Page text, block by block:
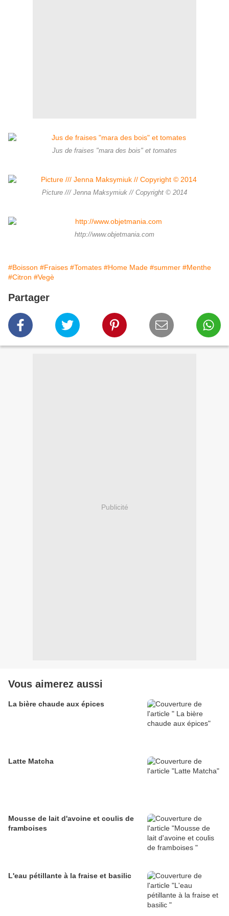
Jus de fraises "mara des bois" et tomates
Picture /// Jenna Maksymiuk // Copyright © 2014
http://www.objetmania.com
#Boisson #Fraises #Tomates #Home Made #summer #Menthe
#Citron #Vegè
Partager
Publicité
Vous aimerez aussi
La bière chaude aux épices
Latte Matcha
Mousse de lait d'avoine et coulis de
framboises
L'eau pétillante à la fraise et basilic